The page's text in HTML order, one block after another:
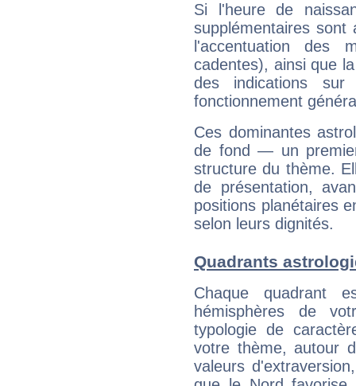
Si l'heure de
supplémentaires sont
l'accentuation des
cadentes), ainsi que
des indications sur
fonctionnement
Ces dominantes
de fond — un
structure du thème.
de présentation,
positions planétaires
selon leurs dignités.
Quadrants
Chaque quadrant
hémisphères de
typologie de
votre thème, autour
valeurs